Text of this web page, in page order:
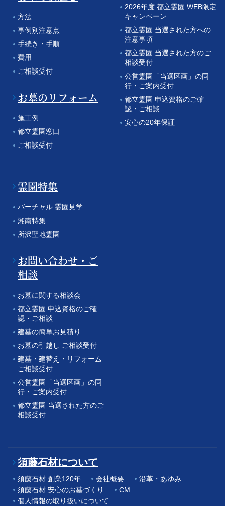
方法
事例別注意点
手続き・手順
費用
ご相談受付
お墓のリフォーム
施工例
都立霊園窓口
ご相談受付
2026年度 都立霊園 WEB限定
キャンペーン
都立霊園 当選された方への
注意事項
都立霊園 当選された方のご
相談受付
公営霊園「当選区画」の同
行・ご案内受付
都立霊園 申込資格のご確
認・ご相談
安心の20年保証
霊園特集
バーチャル 霊園見学
湘南特集
所沢聖地霊園
お問い合わせ・ご
相談
お墓に関する相談会
都立霊園 申込資格のご確
認・ご相談
建墓の簡単お見積り
お墓の引越し ご相談受付
建墓・建替え・リフォーム
ご相談受付
公営霊園「当選区画」の同
行・ご案内受付
都立霊園 当選された方のご
相談受付
須藤石材について
須藤石材 創業120年 会社概要
沿革・あゆみ
須藤石材 安心のお墓づくり
CM
個人情報の取り扱いについて